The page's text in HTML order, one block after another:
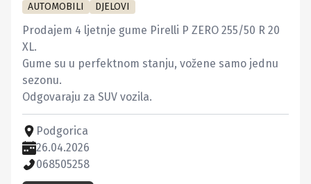
AUTOMOBILI DJELOVI
Prodajem 4 ljetnje gume Pirelli P ZERO 255/50 R 20
XL.
Gume su u perfektnom stanju, vožene samo jednu
sezonu.
Odgovaraju za SUV vozila.
Podgorica
26.04.2026
068505258